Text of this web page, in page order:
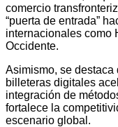
comercio
“puerta de entrada”
internacionales como
Occidente.
Asimismo, se
billeteras digitales
integración de
fortalece la
escenario global.